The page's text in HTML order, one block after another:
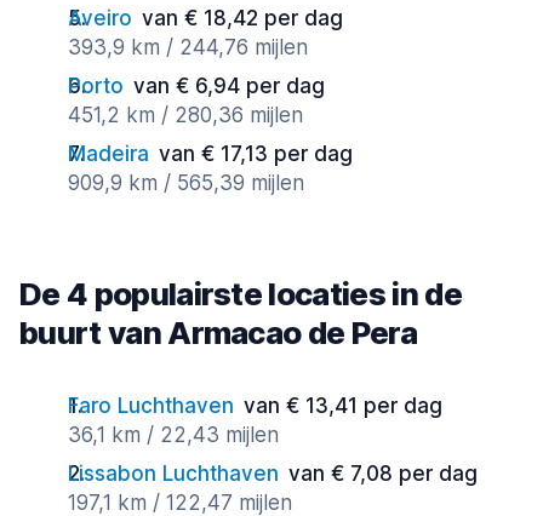
Aveiro van € 18,42 per dag
393,9 km / 244,76 mijlen
Porto van € 6,94 per dag
451,2 km / 280,36 mijlen
Madeira van € 17,13 per dag
909,9 km / 565,39 mijlen
De 4 populairste locaties in de
buurt van Armacao de Pera
Faro Luchthaven van € 13,41 per dag
36,1 km / 22,43 mijlen
Lissabon Luchthaven van € 7,08 per dag
197,1 km / 122,47 mijlen